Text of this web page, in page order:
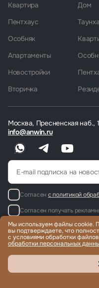
Москва, Пресненская наб.,
info@anwin.ru
Согласен с политикой
Согласен получать
Квартира
Пентхаус
Особняк
Апартаменты
Новостройки
Вторичка
Дом
Продажа и аренда элитной
© 2022-2026
Мы используем файлы cookie.
вы подтверждаете, что
с условиями обработки
обработки персональных